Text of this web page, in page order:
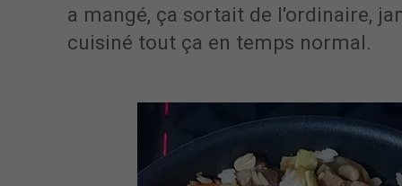
a mangé, ça sortait de l'ordinaire,
cuisiné tout ça en temps normal.